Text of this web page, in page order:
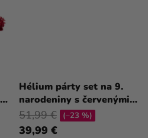
Hélium párty set na 9.
narodeniny s červenými
balónmi
39,99 €
51,99 € (–23 %)